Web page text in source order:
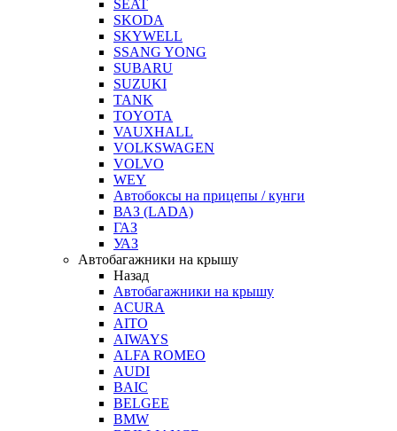
SEAT
SKODA
SKYWELL
SSANG YONG
SUBARU
SUZUKI
TANK
TOYOTA
VAUXHALL
VOLKSWAGEN
VOLVO
WEY
Автобоксы на прицепы / кунги
ВАЗ (LADA)
ГАЗ
УАЗ
Автобагажники на крышу
Назад
Автобагажники на крышу
ACURA
AITO
AIWAYS
ALFA ROMEO
AUDI
BAIC
BELGEE
BMW